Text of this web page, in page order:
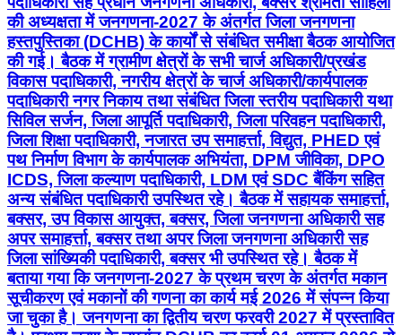
की अध्यक्षता में जनगणना-2027 के अंतर्गत जिला जनगणना
हस्तपुस्तिका (DCHB) के कार्यों से संबंधित समीक्षा बैठक आयोजित
की गई। बैठक में ग्रामीण क्षेत्रों के सभी चार्ज अधिकारी/प्रखंड
विकास पदाधिकारी, नगरीय क्षेत्रों के चार्ज अधिकारी/कार्यपालक
पदाधिकारी नगर निकाय तथा संबंधित जिला स्तरीय पदाधिकारी यथा
सिविल सर्जन, जिला आपूर्ति पदाधिकारी, जिला परिवहन पदाधिकारी,
जिला शिक्षा पदाधिकारी, नजारत उप समाहर्त्ता, विद्युत, PHED एवं
पथ निर्माण विभाग के कार्यपालक अभियंता, DPM जीविका, DPO
ICDS, जिला कल्याण पदाधिकारी, LDM एवं SDC बैंकिंग सहित
अन्य संबंधित पदाधिकारी उपस्थित रहे। बैठक में सहायक समाहर्त्ता,
बक्सर, उप विकास आयुक्त, बक्सर, जिला जनगणना अधिकारी सह
अपर समाहर्त्ता, बक्सर तथा अपर जिला जनगणना अधिकारी सह
जिला सांख्यिकी पदाधिकारी, बक्सर भी उपस्थित रहे। बैठक में
बताया गया कि जनगणना-2027 के प्रथम चरण के अंतर्गत मकान
सूचीकरण एवं मकानों की गणना का कार्य मई 2026 में संपन्न किया
जा चुका है। जनगणना का द्वितीय चरण फरवरी 2027 में प्रस्तावित